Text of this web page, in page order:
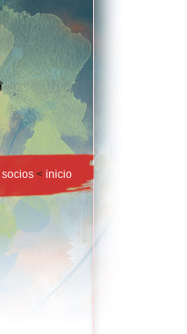
socios< inicio